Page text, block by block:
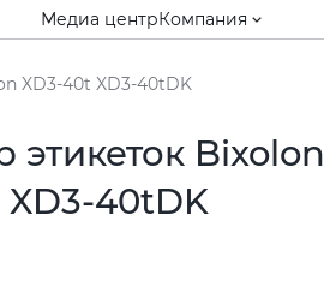
Медиа центрКомпания
XD3-40t XD3-40tDK
этикеток Bixolon
40tDK